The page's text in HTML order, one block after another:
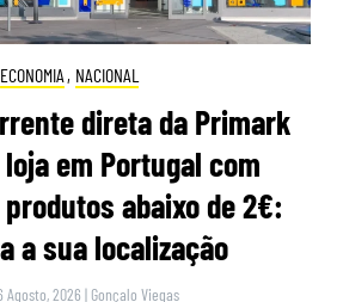
ECONOMIA , NACIONAL
direta da Primark
em Portugal com
abaixo de 2€:
a sua localização
Agosto, 2026 | Gonçalo Viegas